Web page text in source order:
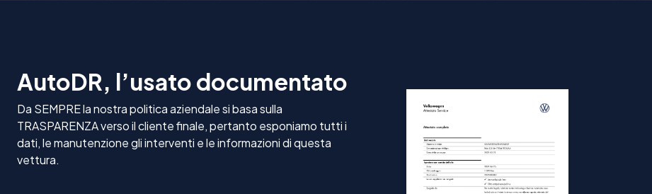
AutoDR, l’usato documentato
Da SEMPRE la nostra politica aziendale si basa sulla
TRASPARENZA verso il cliente finale, pertanto esponiamo tutti i
dati, le manutenzione gli interventi e le informazioni di questa
vettura.